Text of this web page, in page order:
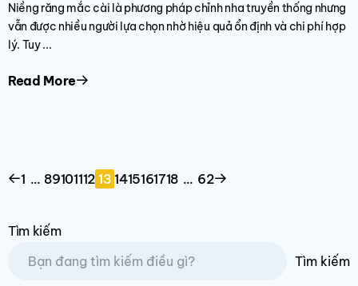
Tìm kiếm
Tìm kiếm
Niềng răng mắc cài là phương pháp chỉnh nha truyền thống nhưng
vẫn được nhiều người lựa chọn nhờ hiệu quả ổn định và chi phí hợp
lý. Tuy ...
Read More
1 … 89101112 13 1415161718 … 62